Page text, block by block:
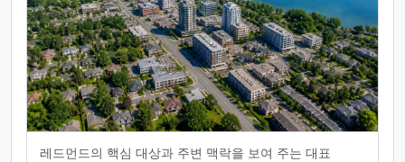
레드먼드의 핵심 대상과 주변 맥락을 보여 주는 대표